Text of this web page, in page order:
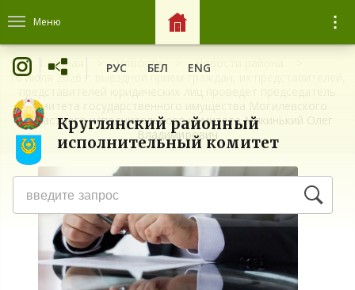
Меню
Круглянский районный
исполнительный комитет
РУС БЕЛ ENG
Главная Новости
Новости района
16 июля 2026 г. выездной прием граждан, их представителей,
комитета государственного имущества Могилевского
областного исполнительного комитета Мякинький Олег
Владимирович